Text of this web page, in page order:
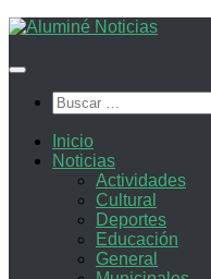
Saltar
contenido
Buscar:
Inicio
Noticias
Actividades
Cultural
Deportes
Educación
General